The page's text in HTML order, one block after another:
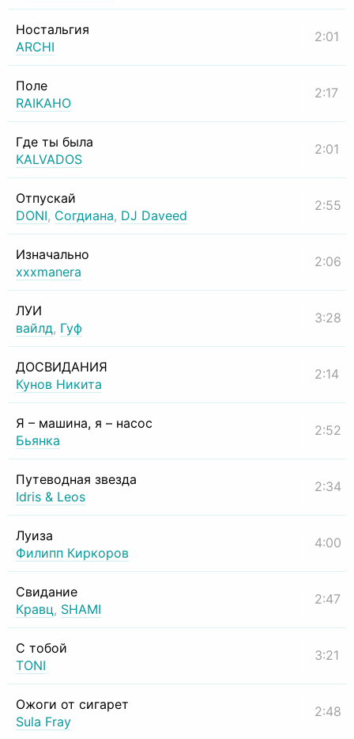
Ностальгия
ARCHI
2:01
Поле
RAIKAHO
2:17
Где ты была
KALVADOS
2:01
Отпускай
DONI, Согдиана, DJ Daveed
2:55
Изначально
xxxmanera
2:06
ЛУИ
вайлд, Гуф
3:28
ДОСВИДАНИЯ
Кунов Никита
2:14
Я – машина, я – насос
Бьянка
2:52
Путеводная звезда
Idris & Leos
2:34
Луиза
Филипп Киркоров
4:00
Свидание
Кравц, SHAMI
2:47
С тобой
TONI
3:21
Ожоги от сигарет
Sula Fray
2:48